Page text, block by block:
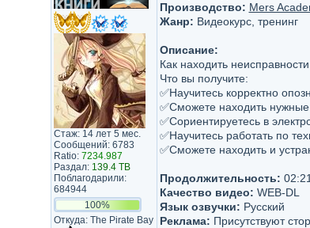
Стаж: 14 лет 5 мес.
Сообщений: 6783
Ratio: 7234.987
Раздал: 139.4 TB
Поблагодарили:
684944
100%
Откуда: The Pirate Bay
Производство: Mers
Жанр: Видеокурс, тренинг
Описание:
Как находить
Что вы получите:
✅Научитесь корректно
✅Сможете находить
✅Сориентируетесь в
✅Научитесь работать по
✅Сможете находить и
Продолжительность:
Качество видео: WEB-DL
Язык озвучки: Русский
Реклама: Присутствуют